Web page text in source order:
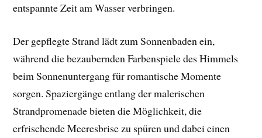
entspannte Zeit am Wasser verbringen.
Der gepflegte Strand lädt zum Sonnenbaden ein,
während die bezaubernden Farbenspiele des Himmels
beim Sonnenuntergang für romantische Momente
sorgen. Spaziergänge entlang der malerischen
Strandpromenade bieten die Möglichkeit, die
erfrischende Meeresbrise zu spüren und dabei einen